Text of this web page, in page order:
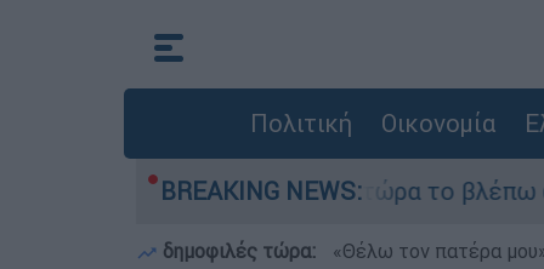
Πολιτική Οικονομία
BREAKING NEWS:
outsider ήταν αδυναμία, τώρα το βλέπω ως
δημοφιλές τώρα: «Θέλω τον πατέρα